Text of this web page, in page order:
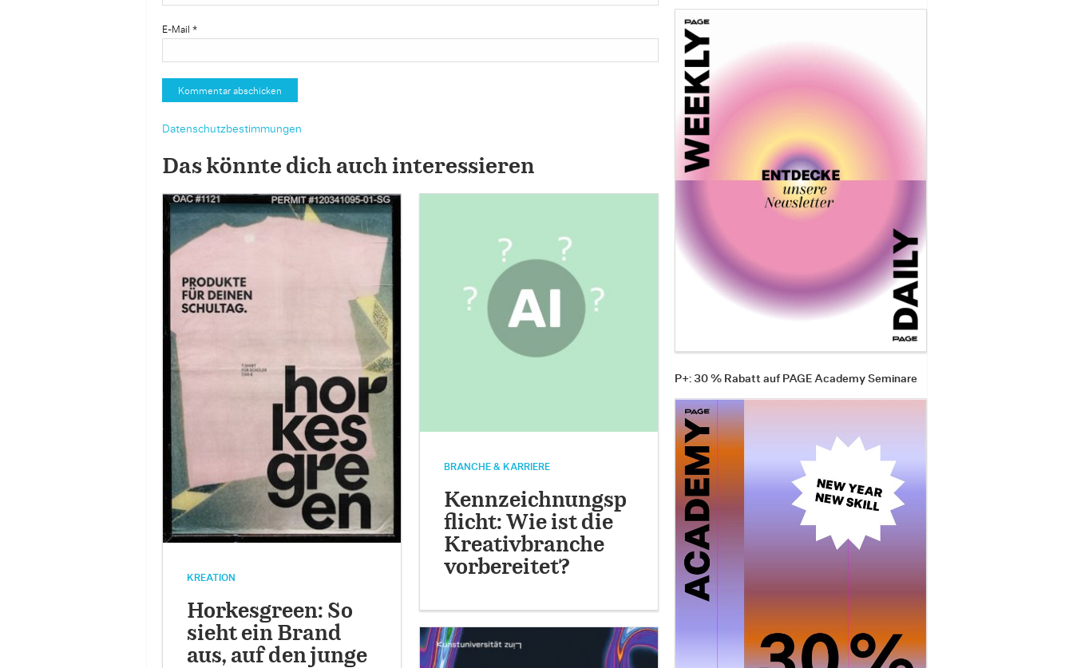
E-Mail *
Datenschutzbestimmungen
Das könnte dich auch interessieren
KREATION
Horkesgreen: So
sieht ein Brand
aus, auf den junge
BRANCHE & KARRIERE
Kennzeichnungsp
flicht: Wie ist die
Kreativbranche
vorbereitet?
P+: 30 % Rabatt auf PAGE Academy Seminare